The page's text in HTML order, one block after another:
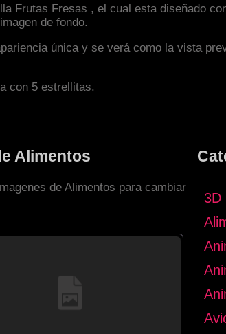
Frutas Fresas , el cual esta diseñado
de fondo.
única y se verá como la vista
con 5 estrellitas.
Alimentos
de Alimentos para cambiar
3D